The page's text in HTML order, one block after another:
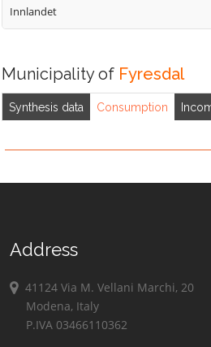
Innlandet
Municipality of Fyresdal
Synthesis data Consumption
Address
41124 Via M. Vellani Marchi, 20
Modena, Italy
P.IVA 03466110362